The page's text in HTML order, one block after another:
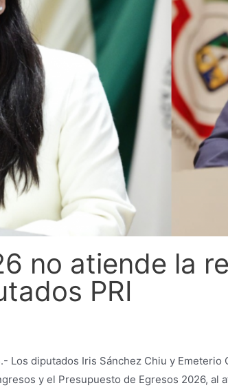
no atiende la
PRI
Los diputados Iris Sánchez Chiu y
y el Presupuesto de Egresos 2026,